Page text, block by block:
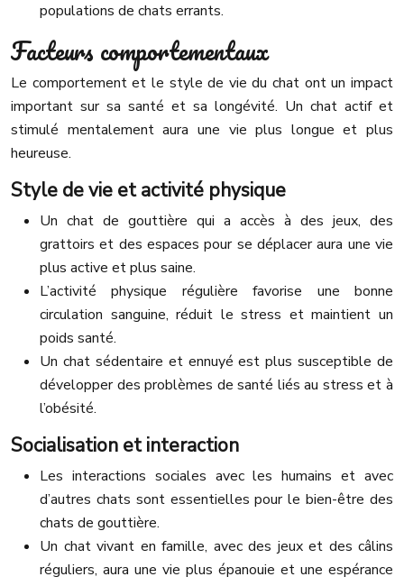
populations de chats errants.
Facteurs comportementaux
Le comportement et le style de vie du chat ont un impact
important sur sa santé et sa longévité. Un chat actif et
stimulé mentalement aura une vie plus longue et plus
heureuse.
Style de vie et activité physique
Un chat de gouttière qui a accès à des jeux, des
grattoirs et des espaces pour se déplacer aura une vie
plus active et plus saine.
L’activité physique régulière favorise une bonne
circulation sanguine, réduit le stress et maintient un
poids santé.
Un chat sédentaire et ennuyé est plus susceptible de
développer des problèmes de santé liés au stress et à
l’obésité.
Socialisation et interaction
Les interactions sociales avec les humains et avec
d’autres chats sont essentielles pour le bien-être des
chats de gouttière.
Un chat vivant en famille, avec des jeux et des câlins
réguliers, aura une vie plus épanouie et une espérance